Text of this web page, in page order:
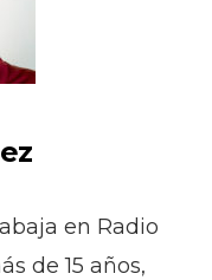
en Radio
de 15 años,